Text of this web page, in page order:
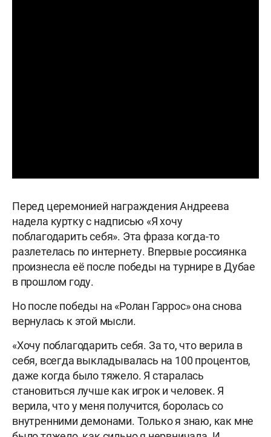
Перед церемонией награждения Андреева
надела куртку с надписью «Я хочу
поблагодарить себя». Эта фраза когда-то
разлетелась по интернету. Впервые россиянка
произнесла её после победы на турнире в Дубае
в прошлом году.
Но после победы на «Ролан Гаррос» она снова
вернулась к этой мысли.
«Хочу поблагодарить себя. За то, что верила в
себя, всегда выкладывалась на 100 процентов,
даже когда было тяжело. Я старалась
становиться лучше как игрок и человек. Я
верила, что у меня получится, боролась со
внутренними демонами. Только я знаю, как мне